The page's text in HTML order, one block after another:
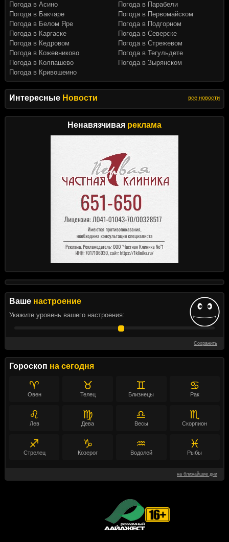
Интересные Новости все новости
Ненавязчивая реклама
Ваше настроение
Укажите уровень вашего настроения:
Сохранить
Гороскоп на сегодня
♈
Овен
♉
Телец
♊
Близнецы
♋
Рак
♌
Лев
♍
Дева
♎
Весы
♏
Скорпион
♐
Стрелец
♑
Козерог
♒
Водолей
♓
Рыбы
на ближайшие дни
Погода в Асино
Погода в Бакчаре
Погода в Белом Яре
Погода в Каргаске
Погода в Кедровом
Погода в Кожевниково
Погода в Колпашево
Погода в Кривошеино
Погода в Парабели
Погода в Первомайском
Погода в Подгорном
Погода в Северске
Погода в Стрежевом
Погода в Тегульдете
Погода в Зырянском